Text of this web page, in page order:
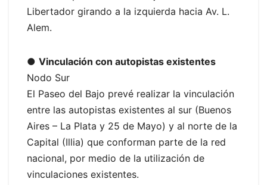
Libertador girando a la izquierda hacia Av. L.
Alem.
● Vinculación con autopistas existentes
Nodo Sur
El Paseo del Bajo prevé realizar la vinculación
entre las autopistas existentes al sur (Buenos
Aires – La Plata y 25 de Mayo) y al norte de la
Capital (Illia) que conforman parte de la red
nacional, por medio de la utilización de
vinculaciones existentes.